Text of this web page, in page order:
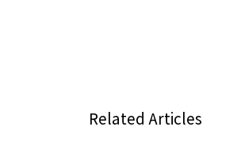
Related Articles